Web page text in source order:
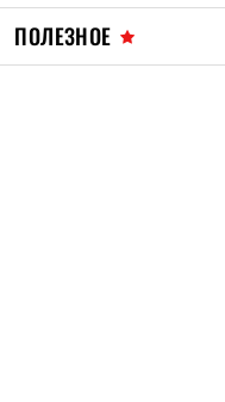
ПОЛЕЗНОЕ